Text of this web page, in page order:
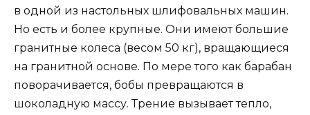
в одной из настольных шлифовальных машин.
Но есть и более крупные. Они имеют большие
гранитные колеса (весом 50 кг), вращающиеся
на гранитной основе. По мере того как барабан
поворачивается, бобы превращаются в
шоколадную массу. Трение вызывает тепло,